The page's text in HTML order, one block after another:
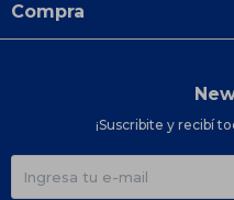
Compra
¡Suscribite y recibí